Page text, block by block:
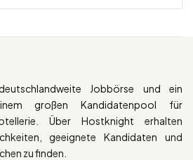
Jobbörse und ein
großen Kandidatenpool für
Über Hostknight erhalten
geeignete Kandidaten und
zu finden.